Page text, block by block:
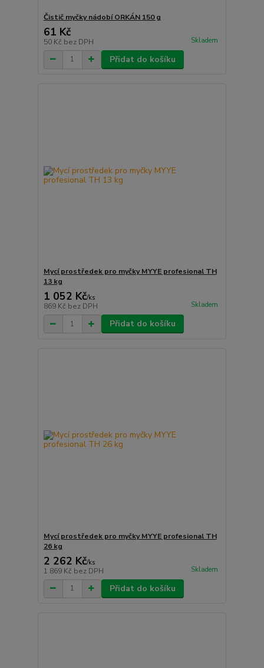
Čistič myčky nádobí ORKÁN 150 g
61 Kč
50 Kč bez DPH Skladem
Přidat do košíku
Mycí prostředek pro myčky MYYE profesional TH
13 kg
1 052 Kč/ks
869 Kč bez DPH Skladem
Přidat do košíku
Mycí prostředek pro myčky MYYE profesional TH
26 kg
2 262 Kč/ks
1 869 Kč bez DPH Skladem
Přidat do košíku